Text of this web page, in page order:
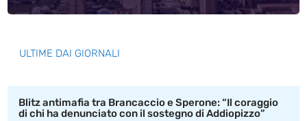
ULTIME DAI GIORNALI
Blitz antimafia tra Brancaccio e Sperone: “Il coraggio
di chi ha denunciato con il sostegno di Addiopizzo”